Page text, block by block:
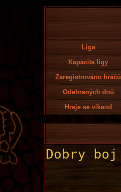
Liga
Kapacita ligy
Zaregistrováno hráčů
Odehraných dnů
Hraje se víkend